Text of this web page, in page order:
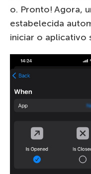
o. Pronto! Agora,
estabelecida
iniciar o aplicativo